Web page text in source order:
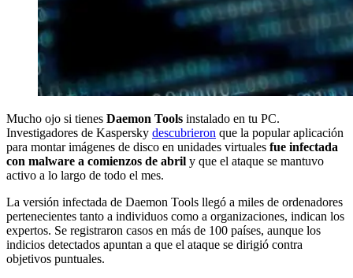
Mucho ojo si tienes Daemon Tools instalado en tu PC.
Investigadores de Kaspersky descubrieron que la popular aplicación
para montar imágenes de disco en unidades virtuales fue infectada
con malware a comienzos de abril y que el ataque se mantuvo
activo a lo largo de todo el mes.
La versión infectada de Daemon Tools llegó a miles de ordenadores
pertenecientes tanto a individuos como a organizaciones, indican los
expertos. Se registraron casos en más de 100 países, aunque los
indicios detectados apuntan a que el ataque se dirigió contra
objetivos puntuales.